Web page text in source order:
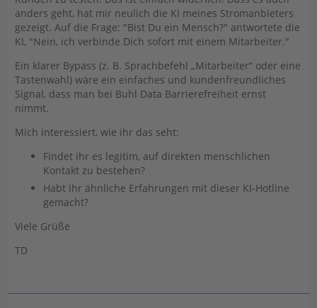
anders geht, hat mir neulich die KI meines Stromanbieters
gezeigt. Auf die Frage: "Bist Du ein Mensch?" antwortete die
KI, "Nein, ich verbinde Dich sofort mit einem Mitarbeiter."
Ein klarer Bypass (z. B. Sprachbefehl „Mitarbeiter“ oder eine
Tastenwahl) wäre ein einfaches und kundenfreundliches
Signal, dass man bei Buhl Data Barrierefreiheit ernst
nimmt.
Mich interessiert, wie ihr das seht:
Findet ihr es legitim, auf direkten menschlichen
Kontakt zu bestehen?
Habt ihr ähnliche Erfahrungen mit dieser KI-Hotline
gemacht?
Viele Grüße
TD